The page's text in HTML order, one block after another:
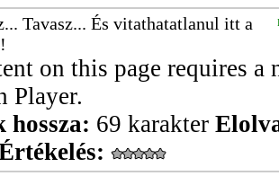
Tavasz... És vitathatatlanul itt a
on this page requires a
Player.
hossza: 69 karakter